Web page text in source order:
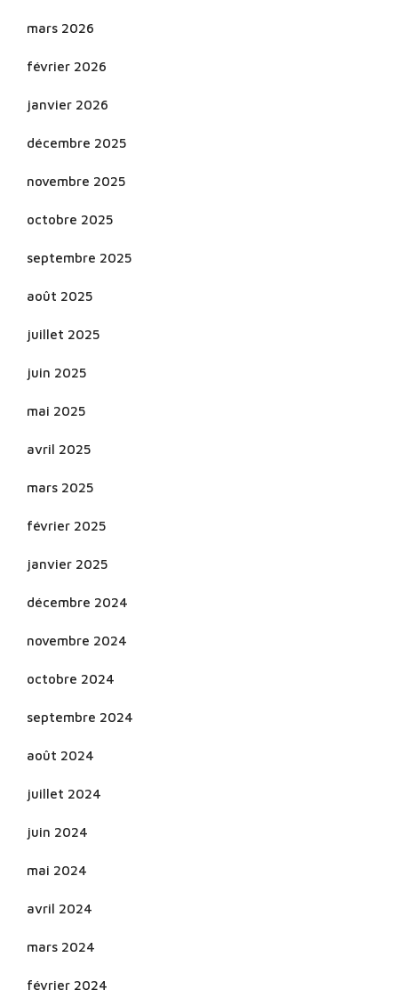
mars 2026
février 2026
janvier 2026
décembre 2025
novembre 2025
octobre 2025
septembre 2025
août 2025
juillet 2025
juin 2025
mai 2025
avril 2025
mars 2025
février 2025
janvier 2025
décembre 2024
novembre 2024
octobre 2024
septembre 2024
août 2024
juillet 2024
juin 2024
mai 2024
avril 2024
mars 2024
février 2024